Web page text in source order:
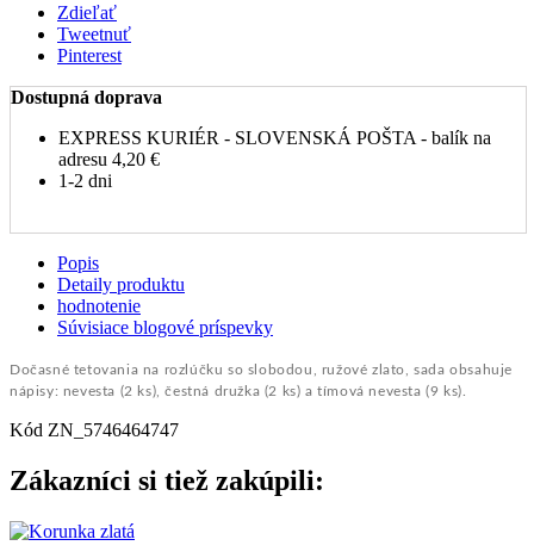
Zdieľať
Tweetnuť
Pinterest
Dostupná doprava
EXPRESS KURIÉR - SLOVENSKÁ POŠTA - balík na
adresu 4,20 €
1-2 dni
Popis
Detaily produktu
hodnotenie
Súvisiace blogové príspevky
Dočasné tetovania na rozlúčku so slobodou, ružové zlato, sada obsahuje
nápisy: nevesta (2 ks), čestná družka (2 ks) a tímová nevesta (9 ks).
Kód ZN_5746464747
Zákazníci si tiež zakúpili: